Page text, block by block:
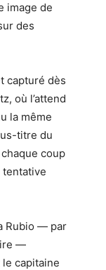
image de
des
capturé dès
où l’attend
la même
titre du
coup
tentative
Rubio — par
—
capitaine